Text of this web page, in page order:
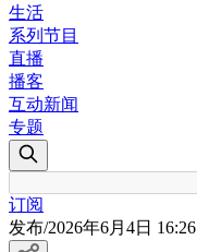
生活
系列节目
直播
播客
互动新闻
专题
订阅
发布/2026年6月4日 16:26